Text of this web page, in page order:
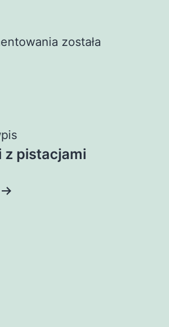
została
z pistacjami